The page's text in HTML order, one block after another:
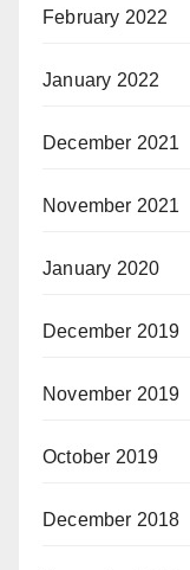
February 2022
January 2022
December 2021
November 2021
January 2020
December 2019
November 2019
October 2019
December 2018